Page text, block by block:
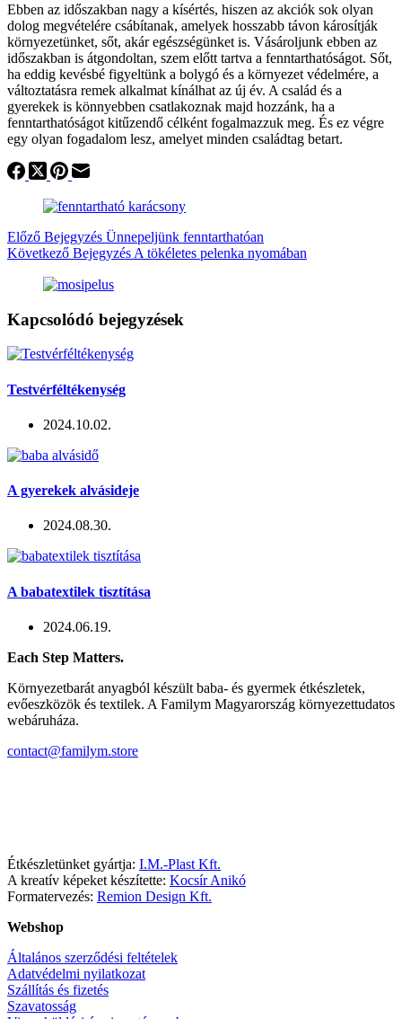
Ebben az időszakban nagy a kísértés, hiszen az akciók sok olyan
dolog megvételére csábítanak, amelyek hosszabb távon károsítják
környezetünket, sőt, akár egészségünket is. Vásároljunk ebben az
időszakban is átgondoltan, szem előtt tartva a fenntarthatóságot. Sőt,
ha eddig kevésbé figyeltünk a bolygó és a környezet védelmére, a
változtatásra remek alkalmat kínálhat az új év. A család és a
gyerekek is könnyebben csatlakoznak majd hozzánk, ha a
fenntarthatóságot kitűzendő célként fogalmazzuk meg. És ez végre
egy olyan fogadalom lesz, amelyet minden családtag betart.
Előző Bejegyzés Ünnepeljünk fenntarthatóan
Következő Bejegyzés A tökéletes pelenka nyomában
Kapcsolódó bejegyzések
Testvérféltékenység
2024.10.02.
A gyerekek alvásideje
2024.08.30.
A babatextilek tisztítása
2024.06.19.
Each Step Matters.
Környezetbarát anyagból készült baba- és gyermek étkészletek,
evőeszközök és textilek. A Familym Magyarország környezettudatos
webáruháza.
contact@familym.store
Étkészletünket gyártja: I.M.-Plast Kft.
A kreatív képeket készítette: Kocsír Anikó
Formatervezés: Remion Design Kft.
Webshop
Általános szerződési feltételek
Adatvédelmi nyilatkozat
Szállítás és fizetés
Szavatosság